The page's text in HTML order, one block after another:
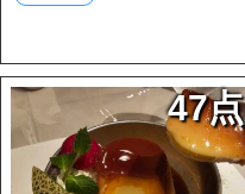
47点